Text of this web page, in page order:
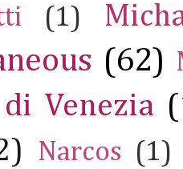
(1)
(62)
Venezia
Narcos (1)